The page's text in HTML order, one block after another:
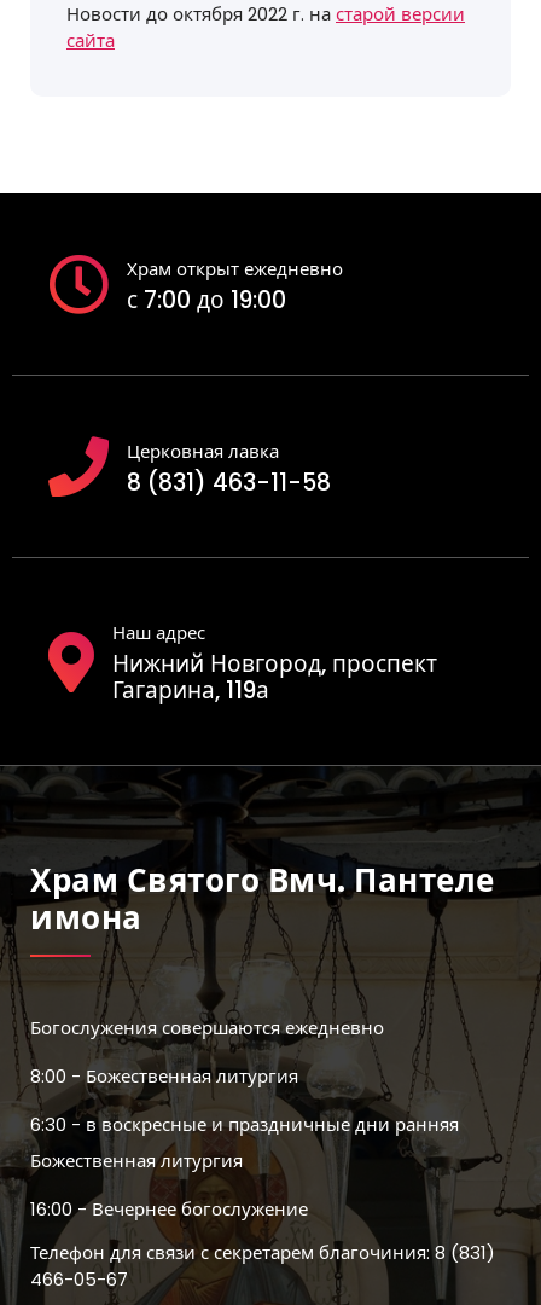
Новости до октября 2022 г. настарой версии
сайта
Храм открыт ежедневно
с 7:00 до 19:00
Церковная лавка
8 (831) 463-11-58
Наш адрес
Нижний Новгород, проспект
Гагарина, 119а
Храм Святого Вмч. Пантеле
Имона
Богослужения совершаются ежедневно
8:00 - Божественная литургия
6:30 - в воскресные и праздничные дни ранняя
Божественная литургия
16:00 - Вечернее богослужение
Телефон для связи с секретарем благочиния: 8 (831)
466-05-67